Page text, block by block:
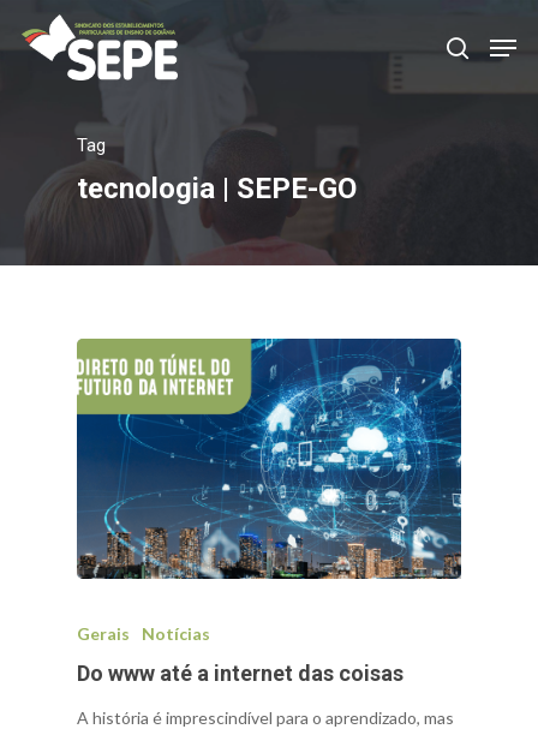
Aperte Enter para procurar ou ESC para fechar
Tag
tecnologia | SEPE-GO
Gerais Notícias
Do www até a internet das coisas
A história é imprescindível para o aprendizado, mas